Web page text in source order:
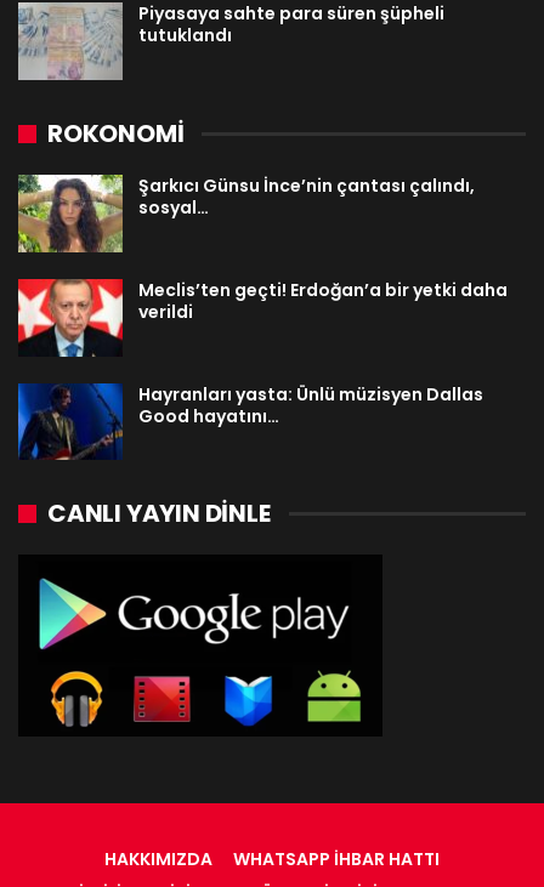
Piyasaya sahte para süren şüpheli
tutuklandı
ROKONOMİ
Şarkıcı Günsu İnce’nin çantası çalındı,
sosyal…
Meclis’ten geçti! Erdoğan’a bir yetki daha
verildi
Hayranları yasta: Ünlü müzisyen Dallas
Good hayatını…
CANLI YAYIN DINLE
HAKKIMIZDA
WHATSAPP İHBAR HATTI